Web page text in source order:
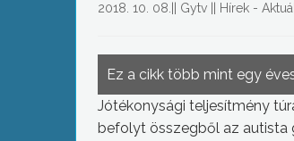
2018. 10. 08. Gytv Hírek -
Ez a cikk több mint egy
Jótékonysági teljesítmény
befolyt összegből az autista